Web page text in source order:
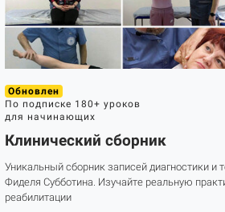
Обновлен
По подписке 180+ уроков
для начинающих
Клинический сборник
Уникальный сборник записей диагностики и
Фиделя Субботина. Изучайте реальную
реабилитации